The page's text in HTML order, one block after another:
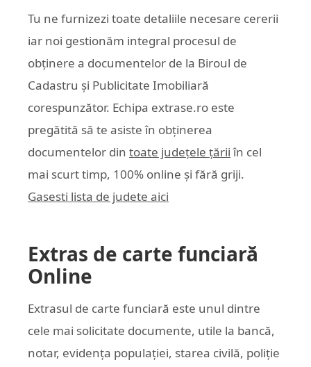
Tu ne furnizezi toate detaliile necesare cererii
iar noi gestionăm integral procesul de
obținere a documentelor de la Biroul de
Cadastru și Publicitate Imobiliară
corespunzător. Echipa extrase.ro este
pregătită să te asiste în obținerea
documentelor din toate județele țării în cel
mai scurt timp, 100% online și fără griji.
Gasesti lista de judete aici
Extras de carte funciară
Online
Extrasul de carte funciară este unul dintre
cele mai solicitate documente, utile la bancă,
notar, evidența populației, starea civilă, poliție